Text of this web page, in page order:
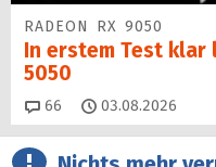
RADEON RX 9050
In erstem Test klar
5050
66 Kommentare
03.08.2026